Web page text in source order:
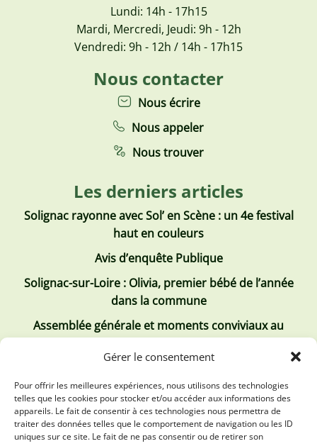
Gérer le consentement
Pour offrir les meilleures expériences, nous utilisons des technologies
telles que les cookies pour stocker et/ou accéder aux informations des
appareils. Le fait de consentir à ces technologies nous permettra de
traiter des données telles que le comportement de navigation ou les ID
uniques sur ce site. Le fait de ne pas consentir ou de retirer son
Lundi: 14h - 17h15
Mardi, Mercredi, Jeudi: 9h - 12h
Vendredi: 9h - 12h / 14h - 17h15
Nous contacter
Nous écrire
Nous appeler
Nous trouver
Les derniers articles
Solignac rayonne avec Sol’ en Scène : un 4e festival
haut en couleurs
Avis d’enquête Publique
Solignac-sur-Loire : Olivia, premier bébé de l’année
dans la commune
Assemblée générale et moments conviviaux au
Les derniers comptes rendus
Conseil municipal 2 juillet 2026